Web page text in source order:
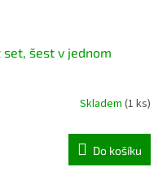
set, šest v jednom
Skladem (1 ks)
Do košíku